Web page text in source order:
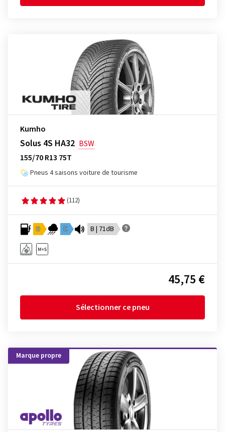
Kumho
Solus 4S HA32 BSW
155/70 R13 75T
Pneus 4 saisons voiture de tourisme
(112)
D C B | 71dB
45,75 €
Sélectionner ce pneu
Marque propre